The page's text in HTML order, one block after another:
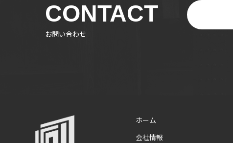
CONTACT
お問い合わせ
ホーム
会社情報